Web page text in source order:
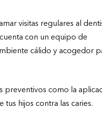
visitas regulares al
con un equipo de
cálido y acogedor
preventivos como la
hijos contra las caries.